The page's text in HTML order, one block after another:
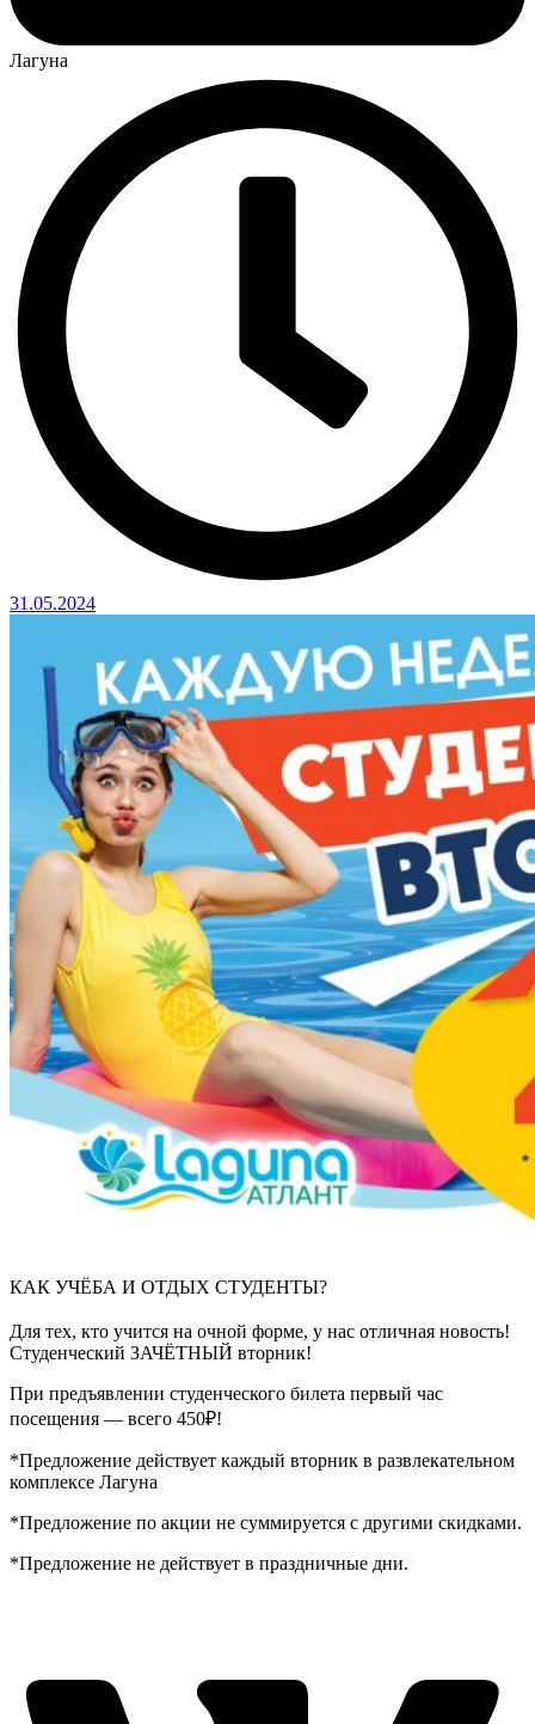
Лагуна
31.05.2024
КАК УЧЁБА И ОТДЫХ СТУДЕНТЫ?
Для тех, кто учится на очной форме, у нас отличная новость!
Студенческий ЗАЧЁТНЫЙ вторник!
При предъявлении студенческого билета первый час
посещения — всего 450₽!
*Предложение действует каждый вторник в развлекательном
комплексе Лагуна
*Предложение по акции не суммируется с другими скидками.
*Предложение не действует в праздничные дни.